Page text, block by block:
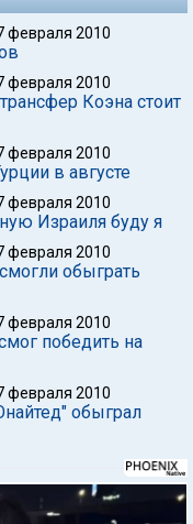
февраля 2010
февраля 2010
Коэна стоит
февраля 2010
в августе
февраля 2010
Израиля буду я
февраля 2010
обыграть
февраля 2010
победить на
февраля 2010
обыграл